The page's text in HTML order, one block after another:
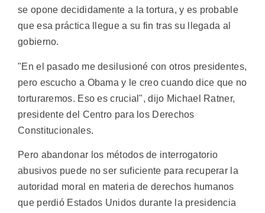
se opone decididamente a la tortura, y es probable
que esa práctica llegue a su fin tras su llegada al
gobierno.
"En el pasado me desilusioné con otros presidentes,
pero escucho a Obama y le creo cuando dice que no
torturaremos. Eso es crucial", dijo Michael Ratner,
presidente del Centro para los Derechos
Constitucionales.
Pero abandonar los métodos de interrogatorio
abusivos puede no ser suficiente para recuperar la
autoridad moral en materia de derechos humanos
que perdió Estados Unidos durante la presidencia